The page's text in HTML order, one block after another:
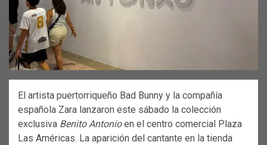
El artista puertorriqueño Bad Bunny y la compañía
española Zara lanzaron este sábado la colección
exclusiva Benito Antonioen el centro comercial Plaza
Las Américas. La aparición del cantante en la tienda